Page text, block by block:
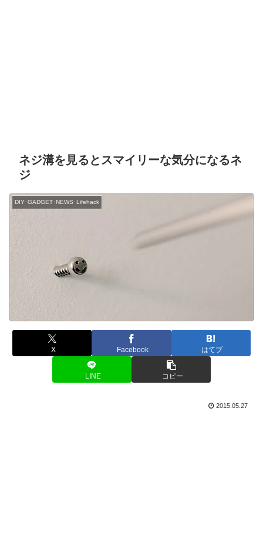
ネジ溝を見るとスマイリーな気分になるネ
ジ
DIY･GADGET･NEWS･Lifehack
X Facebook はてブ
LINE コピー
2015.05.27